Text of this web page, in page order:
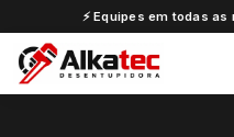
⚡ Equipes em todas